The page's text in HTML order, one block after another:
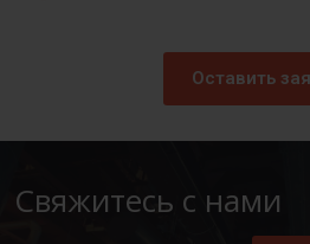
Оставить
Свяжитесь с нами